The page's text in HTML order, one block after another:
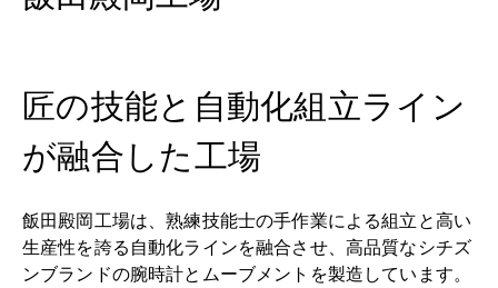
拠点
ニュース
匠の技能と自動化組立ライン
が融合した工場
飯田殿岡工場は、熟練技能士の手作業による組立と高い
生産性を誇る自動化ラインを融合させ、高品質なシチズ
ンブランドの腕時計とムーブメントを製造しています。